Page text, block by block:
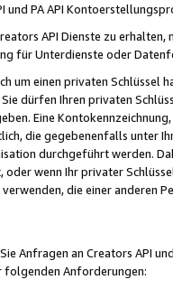
und PA API
API Dienste zu
für Unterdienste oder
um einen privaten
dürfen Ihren privaten
Eine
die gegebenenfalls unter
durchgeführt werden.
oder wenn Ihr privater
die einer anderen
Anfragen an Creators API
folgenden Anforderungen: